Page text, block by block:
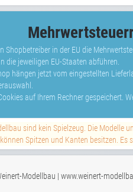
Shopbetreiber in der EU die
die jeweiligen EU-Staaten abführen.
hängen jetzt vom eingestellten
auf Ihrem Rechner gespeichert.
sind kein Spielzeug. Die Modelle
Spitzen und Kanten besitzen.
Modellbau | www.weinert-